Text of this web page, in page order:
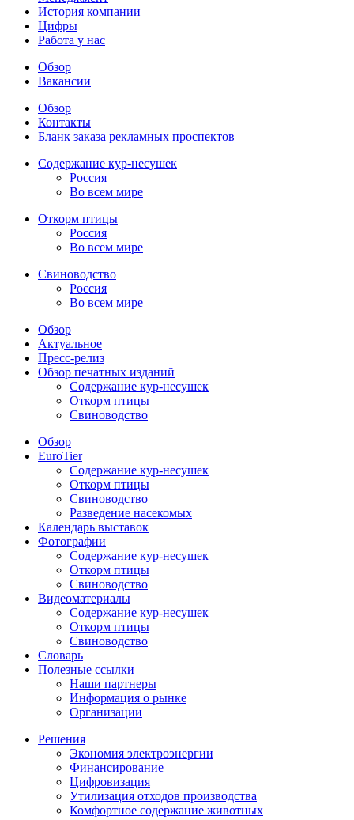
История компании
Цифры
Работа у нас
Обзор
Вакансии
Обзор
Контакты
Бланк заказа рекламных проспектов
Содержание кур-несушек
Россия
Во всем мире
Откорм птицы
Россия
Во всем мире
Свиноводство
Россия
Во всем мире
Обзор
Актуальное
Пресс-релиз
Обзор печатных изданий
Содержание кур-несушек
Откорм птицы
Свиноводство
Обзор
EuroTier
Содержание кур-несушек
Откорм птицы
Свиноводство
Разведение насекомых
Календарь выставок
Фотографии
Содержание кур-несушек
Откорм птицы
Свиноводство
Видеоматериалы
Содержание кур-несушек
Откорм птицы
Свиноводство
Словарь
Полезные ссылки
Наши партнеры
Информация о рынке
Организации
Решения
Экономия электроэнергии
Финансирование
Цифровизация
Утилизация отходов производства
Комфортное содержание животных